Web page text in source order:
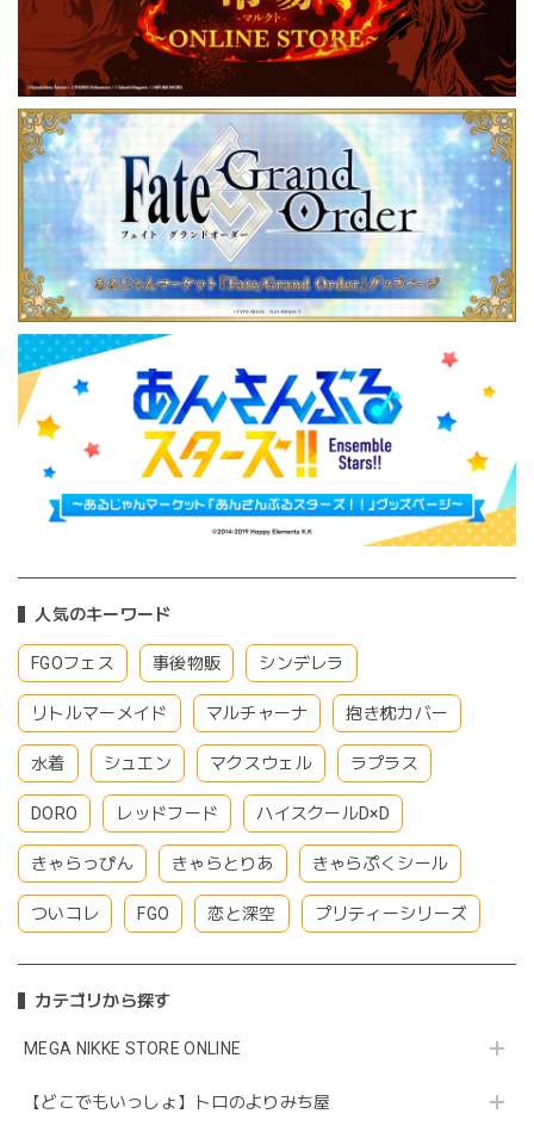
人気のキーワード
FGOフェス 事後物販 シンデレラ
リトルマーメイド マルチャーナ 抱き枕カバー
水着 シュエン マクスウェル ラプラス
DORO レッドフード ハイスクールD×D
きゃらっぴん きゃらとりあ きゃらぷくシール
ついコレ FGO 恋と深空 プリティーシリーズ
カテゴリから探す
MEGA NIKKE STORE ONLINE
【どこでもいっしょ】トロのよりみち屋